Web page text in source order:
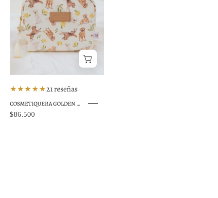
★★★★★21 reseñas
COSMETIQUERA GOLDEN LIMONES CTK001
$86.500